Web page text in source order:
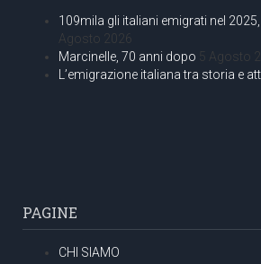
109mila gli italiani emigrati nel
Agosto 2026
Marcinelle, 70 anni dopo 5 Agosto
L’emigrazione italiana tra storia e
PAGINE
CHI SIAMO